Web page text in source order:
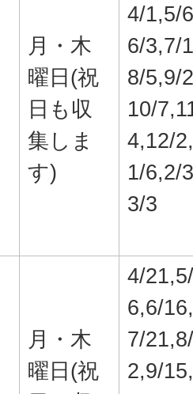
月・木
曜日(祝
日も収
集しま
す)
4/1,5/
6/3,7/
8/5,9/
10/
4,12/2,
1/6,2/
3/3
月・木
曜日(祝
4/
6,6/16,
7/
2,9/